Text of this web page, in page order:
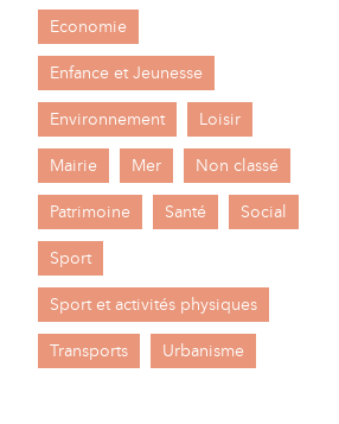
Economie
Enfance et Jeunesse
Environnement Loisir
Mairie Mer Non classé
Patrimoine Santé Social
Sport
Sport et activités physiques
Transports Urbanisme